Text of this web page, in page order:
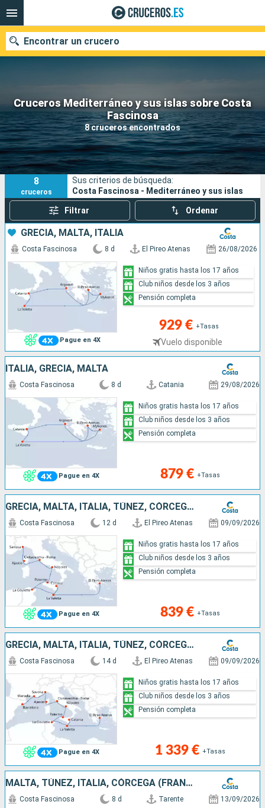
Cruceros Mediterráneo y sus islas sobre Costa
Fascinosa
8 cruceros encontrados
Encontrar un crucero
Nuestros destinos
Fecha de salida
Puertos Compañías
Buscar
8
cruceros
Sus criterios de búsqueda:
Costa Fascinosa - Mediterráneo y sus islas
Filtrar Ordenar
GRECIA, MALTA, ITALIA
Pague en 4X
Costa Fascinosa 8 d El Pireo Atenas 26/08/2026
929 € +Tasas
Vuelo disponible
Niños gratis hasta los 17 años
Club niños desde los 3 años
Pensión completa
ITALIA, GRECIA, MALTA
Pague en 4X
Costa Fascinosa 8 d Catania 29/08/2026
879 € +Tasas
Niños gratis hasta los 17 años
Club niños desde los 3 años
Pensión completa
GRECIA, MALTA, ITALIA, TÚNEZ, CÓRCEGA (FRANCIA)
Pague en 4X
Costa Fascinosa 12 d El Pireo Atenas 09/09/2026
839 € +Tasas
Niños gratis hasta los 17 años
Club niños desde los 3 años
Pensión completa
GRECIA, MALTA, ITALIA, TÚNEZ, CÓRCEGA (FRANCIA), FRANCIA, ESPAÑA
Pague en 4X
Costa Fascinosa 14 d El Pireo Atenas 09/09/2026
1 339 € +Tasas
Niños gratis hasta los 17 años
Club niños desde los 3 años
Pensión completa
MALTA, TÚNEZ, ITALIA, CÓRCEGA (FRANCIA)
Costa Fascinosa 8 d Tarente 13/09/2026